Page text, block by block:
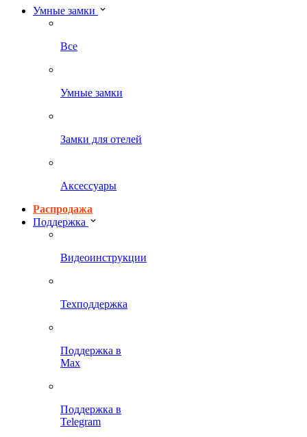
Умные замки
Все
Умные замки
Замки для отелей
Аксессуары
Распродажа
Поддержка
Видеоинструкции
Техподдержка
Поддержка в
Max
Поддержка в
Telegram